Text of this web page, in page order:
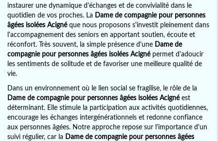
instaurer une dynamique d'échanges et de convivialité dans le
quotidien de vos proches. La Dame de compagnie pour personnes
âgées isolées Acignéque nous proposons s'investit pleinement dans
l'accompagnement des seniors en apportant soutien, écoute et
réconfort. Très souvent, la simple présence d'une Dame de
compagnie pour personnes âgées isolées Acignépermet d'adoucir
les sentiments de solitude et de favoriser une meilleure qualité de
vie.
Dans un environnement où le lien social se fragilise, le rôle de la
Dame de compagnie pour personnes âgées isolées Acignéest
déterminant. Elle stimule la participation aux activités quotidiennes,
encourage les échanges intergénérationnels et redonne confiance
aux personnes âgées. Notre approche repose sur l'importance d'un
suivi régulier, car la Dame de compagnie pour personnes âgées